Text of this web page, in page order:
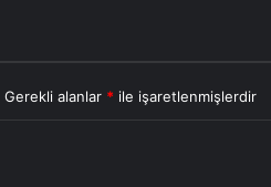
Gerekli alanlar * ile işaretlenmişlerdir